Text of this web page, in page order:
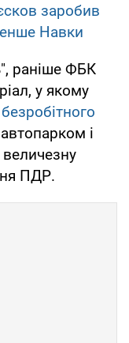
заробив
Навки
раніше ФБК
у якому
і
величезну
ПДР.